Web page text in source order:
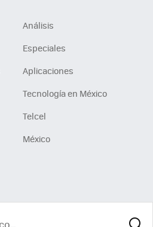
Análisis
Especiales
Aplicaciones
Tecnología en México
Telcel
México